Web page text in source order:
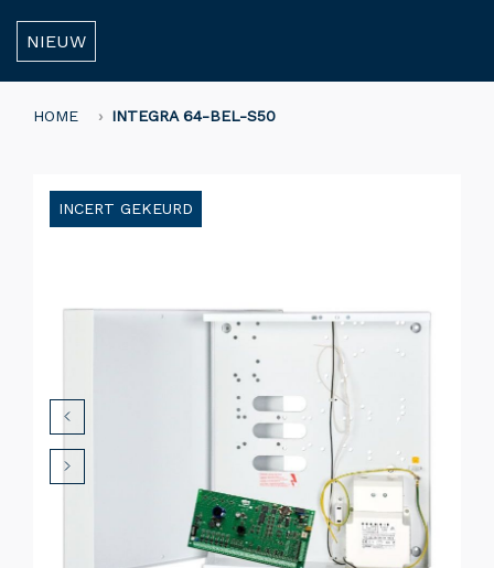
NIEUW
HOME INTEGRA 64-BEL-S50
INCERT GEKEURD